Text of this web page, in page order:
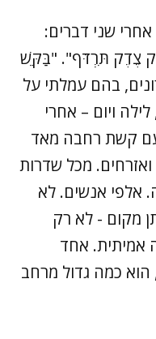
אחרי שני דברים:
צֶדֶק תִּרְדֹּף". "בַּקֵּשׁ
בהם עמלתי על
ויום – אחרי
קשת רחבה מאד
ואזרחים. מכל שדרות
אלפי אנשים. לא
מקום - לא רק
אחד
כמה גדול מרחב